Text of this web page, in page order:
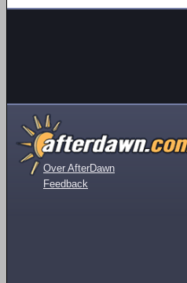
Over AfterDawn
Feedback